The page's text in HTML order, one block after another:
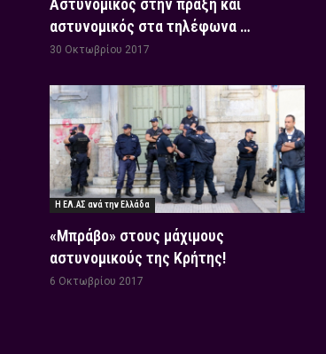
Αστυνομικός στην πράξη και
αστυνομικός στα τηλέφωνα …
30 Οκτωβρίου 2017
Η ΕΛ.ΑΣ ανά την Ελλάδα
«Μπράβο» στους μάχιμους
αστυνομικούς της Κρήτης!
6 Οκτωβρίου 2017